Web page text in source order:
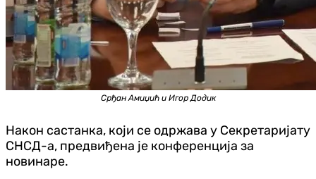
Срђан Амиџић и Игор Додик
Након састанка, који се одржава у Секретаријату
СНСД-а, предвиђена је конференција за
новинаре.